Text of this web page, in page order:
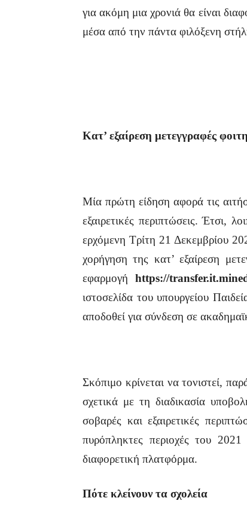
για ακόμη μια χρονιά θα είναι
μέσα από την πάντα φιλόξενη
Κατ’ εξαίρεση μετεγγραφές
Μία πρώτη είδηση αφορά τις
εξαιρετικές περιπτώσεις. Έτσι,
ερχόμενη Τρίτη 21 Δεκεμβρίου
χορήγηση της κατ’ εξαίρεση
εφαρμογή https://
ιστοσελίδα του υπουργείου
αποδοθεί για σύνδεση σε
Σκόπιμο κρίνεται να τονιστεί,
σχετικά με τη διαδικασία
σοβαρές και εξαιρετικές
πυρόπληκτες περιοχές του
διαφορετική πλατφόρμα.
Πότε κλείνουν τα σχολεία